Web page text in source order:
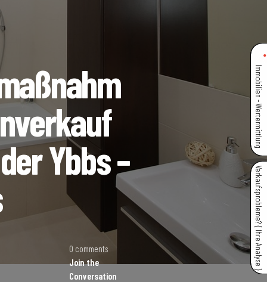
Ybbs –
0 comments
Join the
Conversation
Immobilien - Wertermittlung
Verkaufsprobleme? { Ihre Analyse }